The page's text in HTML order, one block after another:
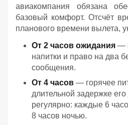
авиакомпания обязана
базовый комфорт. Отсчёт
планового времени вылета,
От 2 часов ожидания —
напитки и право на два
сообщения.
От 4 часов — горячее
длительной задержке
регулярно: каждые 6
8 часов ночью.